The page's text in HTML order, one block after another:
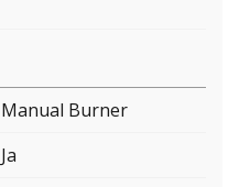
Manual Burner
Ja